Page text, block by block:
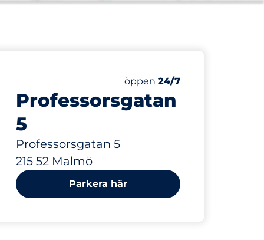
Professorsgatan
5
Professorsgatan 5
215 52 Malmö
Lördag
öppen 24/7
Parkera här